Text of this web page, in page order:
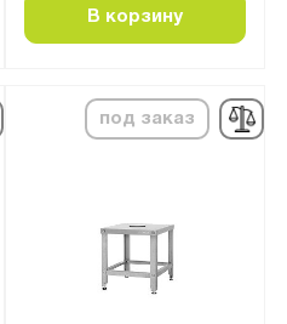
В корзину
под заказ